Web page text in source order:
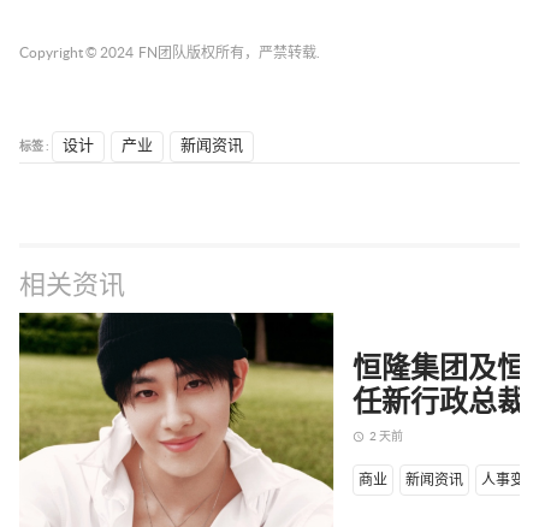
Copyright © 2024 FN团队 版权所有，严禁转载.
标签 : 设计 产业 新闻资讯
相关资讯
恒隆集团及恒
任新行政总裁
access_time 2 天前
商业 新闻资讯 人事变动